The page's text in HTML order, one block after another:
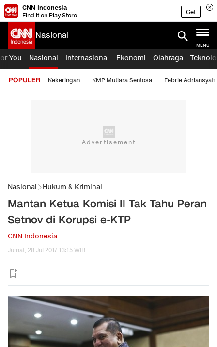
CNN Indonesia
Find it on Play Store
Get
Nasional
MENU
You Nasional Internasional Ekonomi Olahraga
POPULER Kekeringan KMP Mutiara Sentosa Febrie Adriansyah
Nasional Hukum & Kriminal
Mantan Ketua Komisi II Tak Tahu Peran
Setnov di Korupsi e-KTP
CNN Indonesia
Jumat, 28 Jul 2017 13:15 WIB